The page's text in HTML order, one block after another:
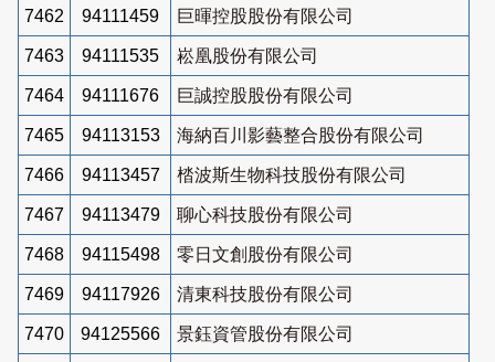
7462 94111459 巨暉控股股份有限公司
7463 94111535 崧凰股份有限公司
7464 94111676 巨誠控股股份有限公司
7465 94113153 海納百川影藝整合股份有限公司
7466 94113457 㭼波斯生物科技股份有限公司
7467 94113479 聊心科技股份有限公司
7468 94115498 零日文創股份有限公司
7469 94117926 清東科技股份有限公司
7470 94125566 景鈺資管股份有限公司